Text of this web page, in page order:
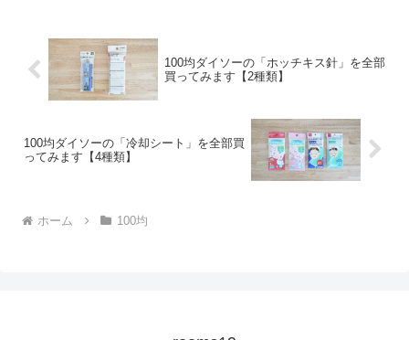
100均ダイソーの「ホッチキス針」を全部
買ってみます【2種類】
100均ダイソーの「冷却シート」を全部買
ってみます【4種類】
ホーム 100均